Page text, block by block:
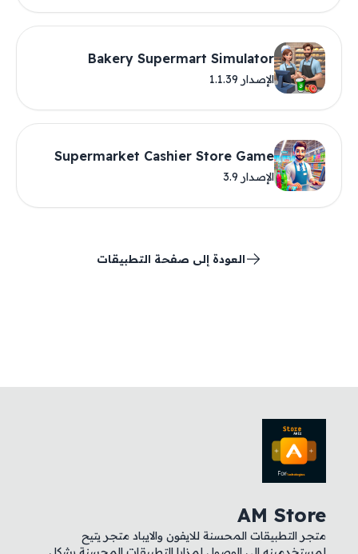
Bakery Supermart Simulator
الإصدار 1.1.39
Supermarket Cashier Store Game
الإصدار 3.9
العودة إلى صفحة التطبيقات
AM Store
متجر التطبيقات المحسنة للايفون والايباد متجر يتيح